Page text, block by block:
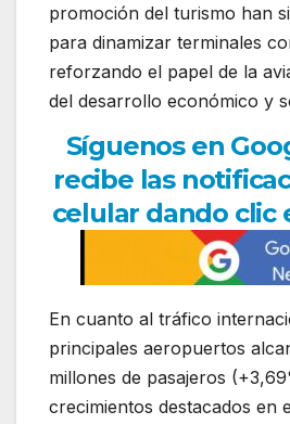
promoción del turismo han
para dinamizar terminales
reforzando el papel de la
del desarrollo económico y
Síguenos en
recibe las
celular dando clic
En cuanto al tráfico
principales aeropuertos
millones de pasajeros
crecimientos destacados en